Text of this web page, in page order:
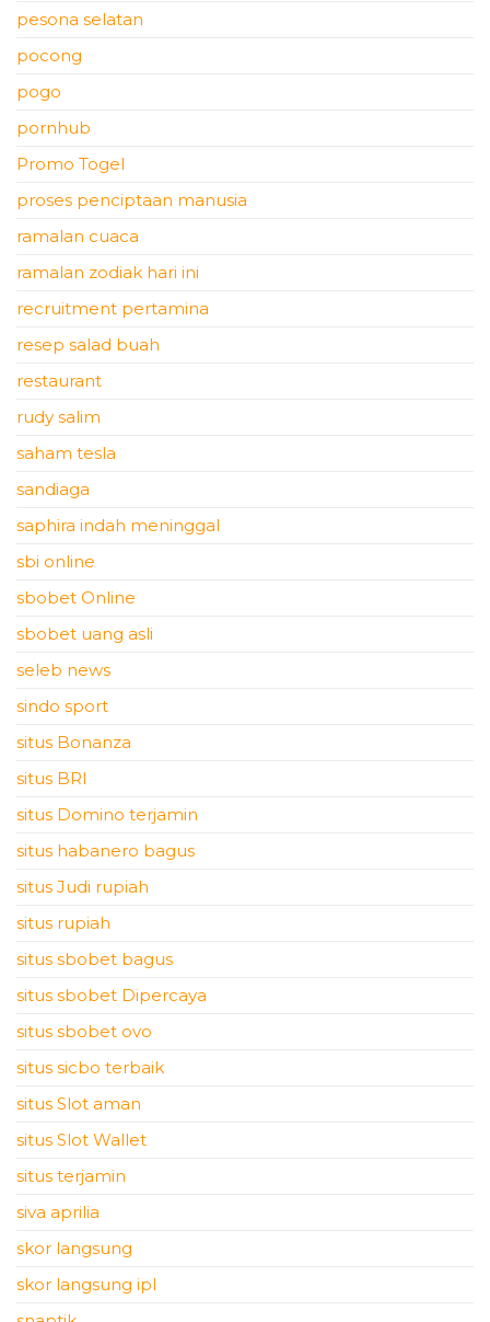
pesona selatan
pocong
pogo
pornhub
Promo Togel
proses penciptaan manusia
ramalan cuaca
ramalan zodiak hari ini
recruitment pertamina
resep salad buah
restaurant
rudy salim
saham tesla
sandiaga
saphira indah meninggal
sbi online
sbobet Online
sbobet uang asli
seleb news
sindo sport
situs Bonanza
situs BRI
situs Domino terjamin
situs habanero bagus
situs Judi rupiah
situs rupiah
situs sbobet bagus
situs sbobet Dipercaya
situs sbobet ovo
situs sicbo terbaik
situs Slot aman
situs Slot Wallet
situs terjamin
siva aprilia
skor langsung
skor langsung ipl